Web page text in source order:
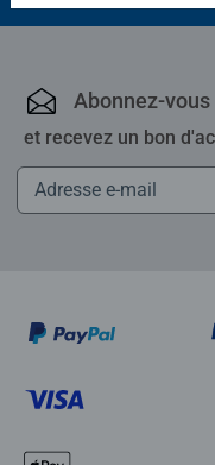
Abonnez-
et recevez un bon